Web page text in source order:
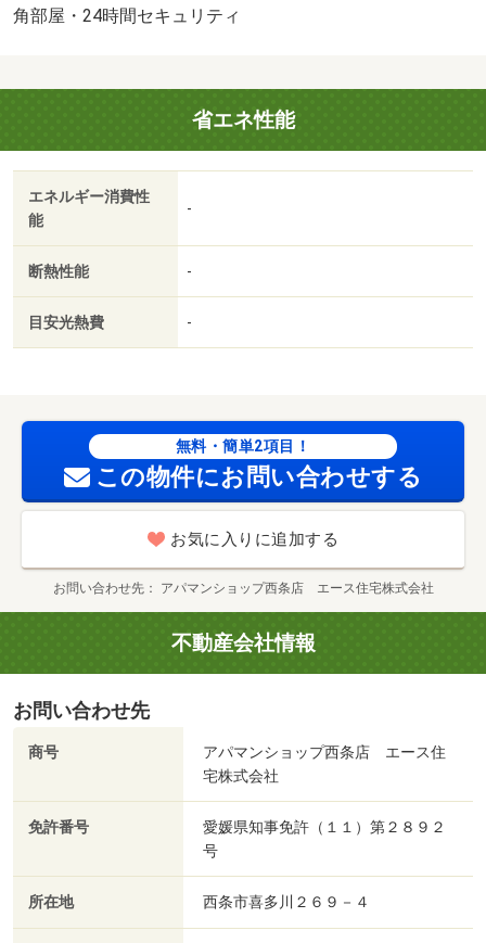
等：加入要（機関保証加入必須。初回保証料１８０００
方には、ここです！！・バイク置場：なし・駐輪場：有/カ
ードキー発行料 16500円/室内清掃費用 49500円
角部屋・24時間セキュリティ
省エネ性能
エネルギー消費性
能
-
断熱性能 -
目安光熱費 -
無料・簡単2項目！
この物件にお問い合わせする
お気に入りに追加する
お問い合わせ先 アパマンショップ西条店 エース住宅株式会社
不動産会社情報
お問い合わせ先
商号
アパマンショップ西条店 エース住
宅株式会社
免許番号
愛媛県知事免許（１１）第２８９２
号
所在地 西条市喜多川２６９－４